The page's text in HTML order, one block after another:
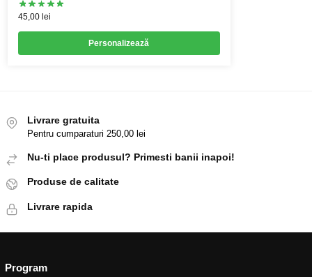
45,00 lei
Personalizează
Livrare gratuita
Pentru cumparaturi 250,00 lei
Nu-ti place produsul? Primesti banii inapoi!
Produse de calitate
Livrare rapida
Program